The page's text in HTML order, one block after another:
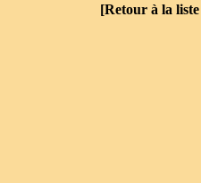
[Retour à la liste